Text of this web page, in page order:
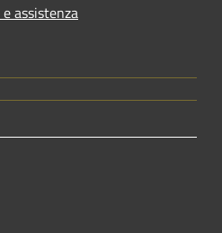
assistenza